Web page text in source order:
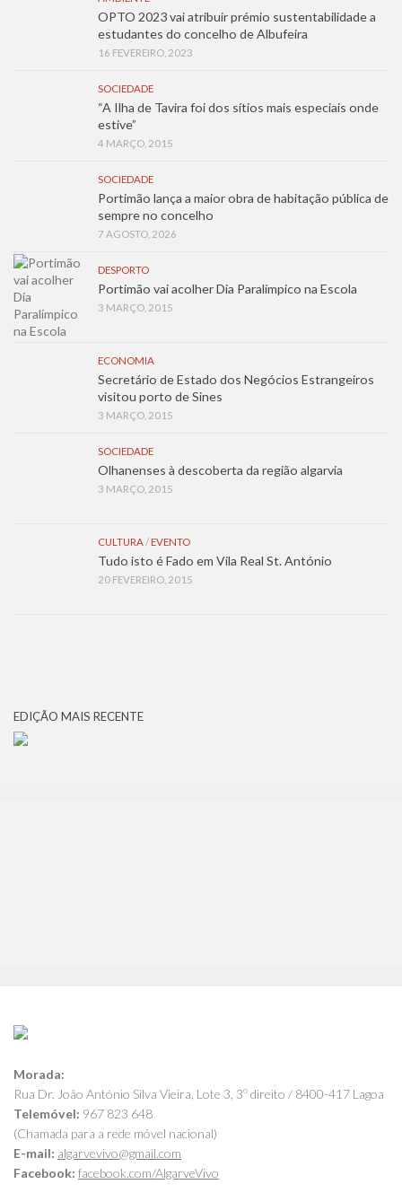
OPTO 2023 vai atribuir prémio sustentabilidade a
estudantes do concelho de Albufeira
16 FEVEREIRO, 2023
SOCIEDADE
“A Ilha de Tavira foi dos sítios mais especiais onde
estive”
4 MARÇO, 2015
SOCIEDADE
Portimão lança a maior obra de habitação pública de
sempre no concelho
7 AGOSTO, 2026
DESPORTO
Portimão vai acolher Dia Paralímpico na Escola
3 MARÇO, 2015
ECONOMIA
Secretário de Estado dos Negócios Estrangeiros
visitou porto de Sines
3 MARÇO, 2015
SOCIEDADE
Olhanenses à descoberta da região algarvia
3 MARÇO, 2015
CULTURA / EVENTO
Tudo isto é Fado em Vila Real St. António
20 FEVEREIRO, 2015
EDIÇÃO MAIS RECENTE
Morada:
Rua Dr. João António Silva Vieira, Lote 3, 3º direito / 8400-417 Lagoa
Telemóvel: 967 823 648
(Chamada para a rede móvel nacional)
E-mail: algarvevivo@gmail.com
Facebook: facebook.com/AlgarveVivo